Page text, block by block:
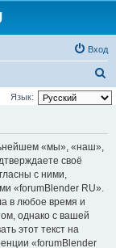
Вход
о
Язык:
«мы», «наш»,
своё
с ними,
«forumBlender RU».
в любое время и
однако с вашей
этот текст на
«forumBlender